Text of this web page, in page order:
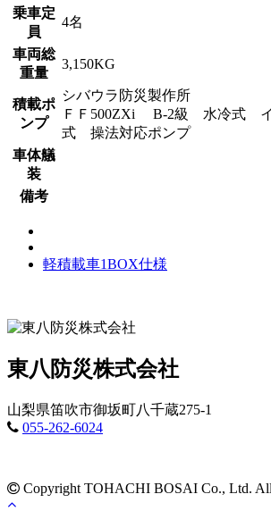
乗車定
員
4名
車両総
重量
3,150KG
積載ポ
ンプ
シバウラ防災製作所
ＦＦ500ZXi B-2級 水冷式 イ
式 操法対応ポンプ
車体艤
装
備考
軽積載車1BOX仕様
東八防災株式会社
山梨県笛吹市御坂町八千蔵275-1
055-262-6024
Copyright TOHACHI BOSAI Co., Ltd. All